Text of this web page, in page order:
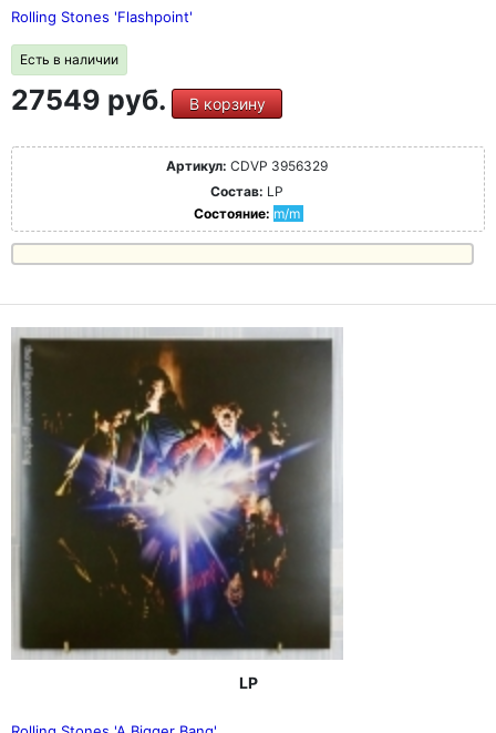
Rolling Stones 'Flashpoint'
Есть в наличии
27549 руб. В корзину
Артикул: CDVP 3956329
Состав: LP
Состояние: m/m
LP